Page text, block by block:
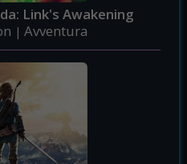
Link's Awakening
| Avventura